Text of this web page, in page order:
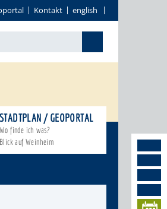
Kontakt english
STADTPLAN / GEOPORTAL
Wo finde ich was?
Blick auf Weinheim